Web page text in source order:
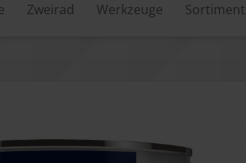
Zweirad Werkzeuge Sortiment